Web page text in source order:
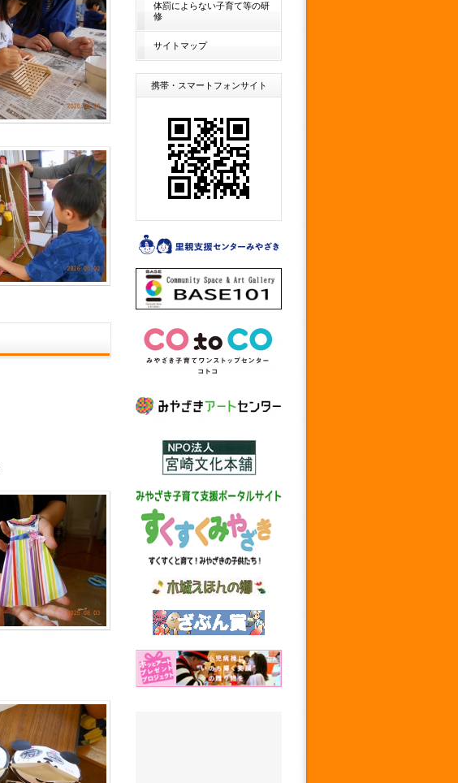
体罰によらない子育て等の研
修
サイトマップ
携帯・スマートフォンサイト